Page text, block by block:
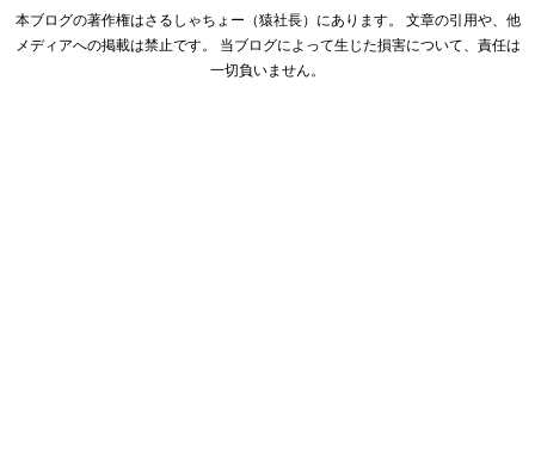
本ブログの著作権はさるしゃちょー（猿社長）にあります。 文章の引用や、他
メディアへの掲載は禁止です。 当ブログによって生じた損害について、責任は
一切負いません。